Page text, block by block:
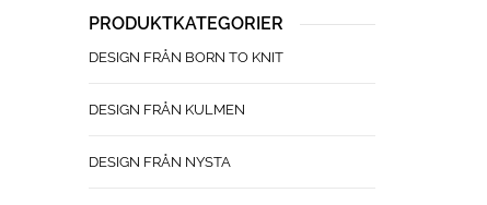
PRODUKTKATEGORIER
DESIGN FRÅN BORN TO KNIT
DESIGN FRÅN KULMEN
DESIGN FRÅN NYSTA